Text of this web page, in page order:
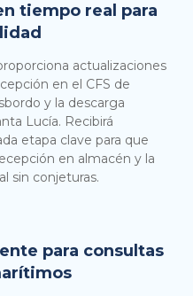
tiempo real para
actualizaciones
en el CFS de
y la descarga
Lucía. Recibirá
etapa clave para que
en almacén y la
sin conjeturas.
para consultas